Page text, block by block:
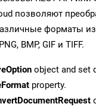
позволяют
форматы
BMP, GIF и TIFF.
object and set
property.